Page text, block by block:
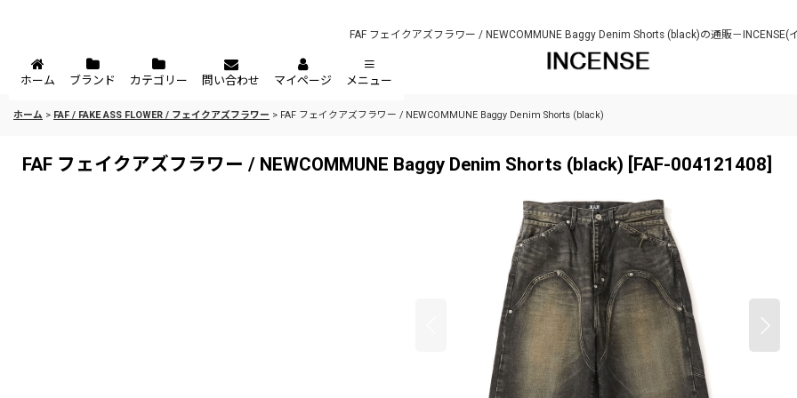
FAF フェイクアズフラワー / NEWCOMMUNE Baggy Denim Shorts (black)の通販－INCENSE(
ホーム ブランド カテゴリー 問い合わせ マイページ メニュー
ホーム > FAF / FAKE ASS FLOWER / フェイクアズフラワー > FAF フェイクアズフラワー / NEWCOMMUNE Baggy Denim Shorts (black)
FAF フェイクアズフラワー / NEWCOMMUNE Baggy Denim Shorts (black) [FAF-004121408]